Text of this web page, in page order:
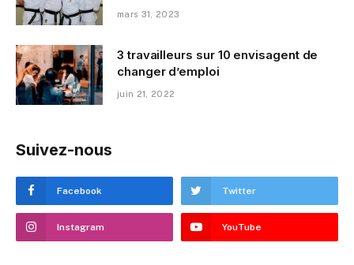
mars 31, 2023
3 travailleurs sur 10 envisagent de
changer d’emploi
juin 21, 2022
Suivez-nous
Facebook Twitter
Instagram YouTube